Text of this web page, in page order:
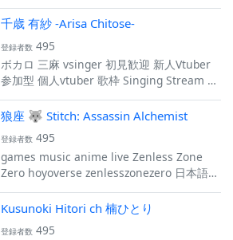
千歳 有紗 -Arisa Chitose-
登録者数 495
ボカロ 三麻 vsinger 初見歓迎 新人Vtuber
参加型 個人vtuber 歌枠 Singing Stream 雀
魂
狼座 🐺 Stitch: Assassin Alchemist
登録者数 495
games music anime live Zenless Zone
Zero hoyoverse zenlesszonezero 日本語
zzz voiceacting
Kusunoki Hitori ch 楠ひとり
登録者数 495